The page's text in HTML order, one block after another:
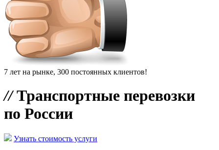
7 лет на рынке, 300 постоянных клиентов!
//Транспортные перевозки
по России
Узнать стоимость услуги